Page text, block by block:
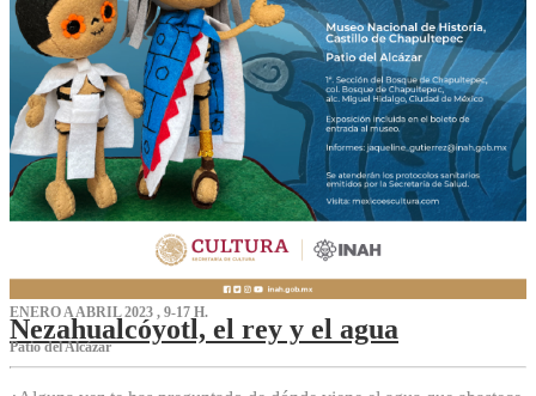
ENERO A ABRIL 2023 , 9-17 H.
Nezahualcóyotl, el rey y el agua
Patio del Alcázar